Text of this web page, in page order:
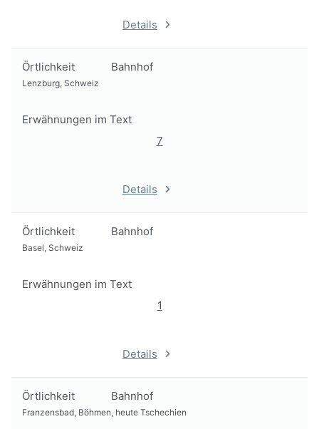
Details
Örtlichkeit Bahnhof
Lenzburg, Schweiz
Erwähnungen im Text
7
Details
Örtlichkeit Bahnhof
Basel, Schweiz
Erwähnungen im Text
1
Details
Örtlichkeit Bahnhof
Franzensbad, Böhmen, heute Tschechien